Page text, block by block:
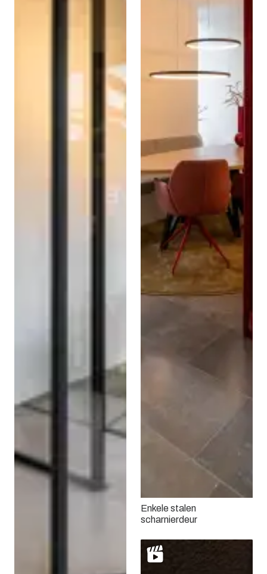
Enkele stalen
scharnierdeur